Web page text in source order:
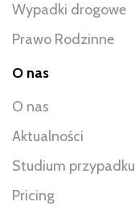
Wypadki drogowe
Prawo Rodzinne
O nas
O nas
Aktualności
Studium przypadku
Pricing